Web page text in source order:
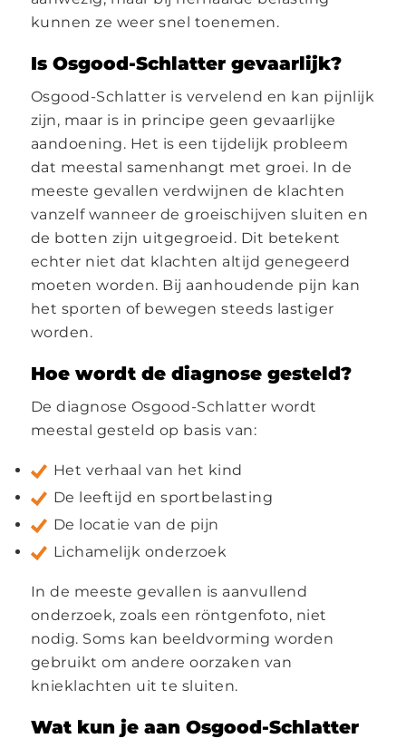
kunnen ze weer snel toenemen.
Is Osgood-Schlatter gevaarlijk?
Osgood-Schlatter is vervelend en kan pijnlijk
zijn, maar is in principe geen gevaarlijke
aandoening. Het is een tijdelijk probleem
dat meestal samenhangt met groei. In de
meeste gevallen verdwijnen de klachten
vanzelf wanneer de groeischijven sluiten en
de botten zijn uitgegroeid. Dit betekent
echter niet dat klachten altijd genegeerd
moeten worden. Bij aanhoudende pijn kan
het sporten of bewegen steeds lastiger
worden.
Hoe wordt de diagnose gesteld?
De diagnose Osgood-Schlatter wordt
meestal gesteld op basis van:
Het verhaal van het kind
De leeftijd en sportbelasting
De locatie van de pijn
Lichamelijk onderzoek
In de meeste gevallen is aanvullend
onderzoek, zoals een röntgenfoto, niet
nodig. Soms kan beeldvorming worden
gebruikt om andere oorzaken van
knieklachten uit te sluiten.
Wat kun je aan Osgood-Schlatter